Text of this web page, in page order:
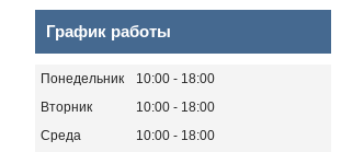
График работы
Понедельник 10:00
18:00
Вторник
10:00
18:00
Среда
10:00
18:00